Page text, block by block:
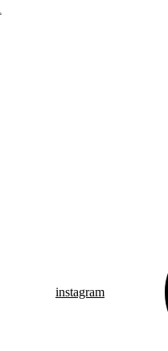
instagram